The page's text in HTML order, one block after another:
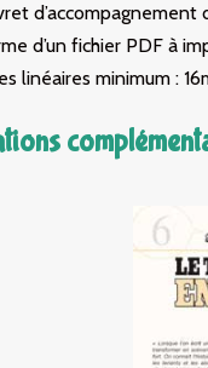
d’accompagnement
d’un fichier PDF à
linéaires minimum :